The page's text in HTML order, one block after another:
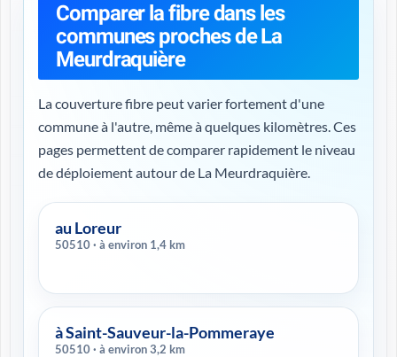
Comparer la fibre dans les
communes proches de La
Meurdraquière
La couverture fibre peut varier fortement d'une
commune à l'autre, même à quelques kilomètres. Ces
pages permettent de comparer rapidement le niveau
de déploiement autour de La Meurdraquière.
au Loreur
50510 · à environ 1,4 km
à Saint-Sauveur-la-Pommeraye
50510 · à environ 3,2 km